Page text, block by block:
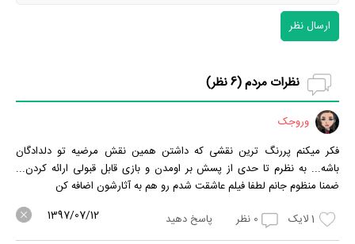
ارسال نظر
نظرات مردم (6نظر)
وروجک
فکر میکنم پررنگ ترین نقشی که داشتن همین نقش مرضیه تو دلدادگان
باشه..‌. به نظرم تا حدی از پسش بر اومدن و بازی قابل قبولی ارائه کردن...
ضمنا منظوم جانم لطفا فیلم عاشقت شدم رو هم به آثارشون اضافه کن
1لایک 0 نظر پاسخ دهید 1397/07/12